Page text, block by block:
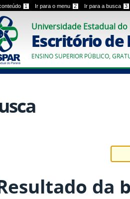
1 Ir para o menu 2 Ir para a busca 3
Universidade Estadual do
Escritório de
ENSINO SUPERIOR PÚBLICO,
da